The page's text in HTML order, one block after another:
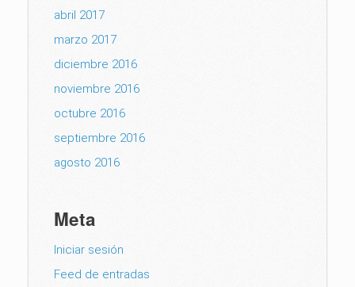
abril 2017
marzo 2017
diciembre 2016
noviembre 2016
octubre 2016
septiembre 2016
agosto 2016
Meta
Iniciar sesión
Feed de entradas